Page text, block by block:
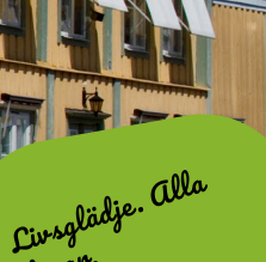
L
i
v
s
g
l
ä
d
j
e
.
A
l
l
a
d
a
g
a
r